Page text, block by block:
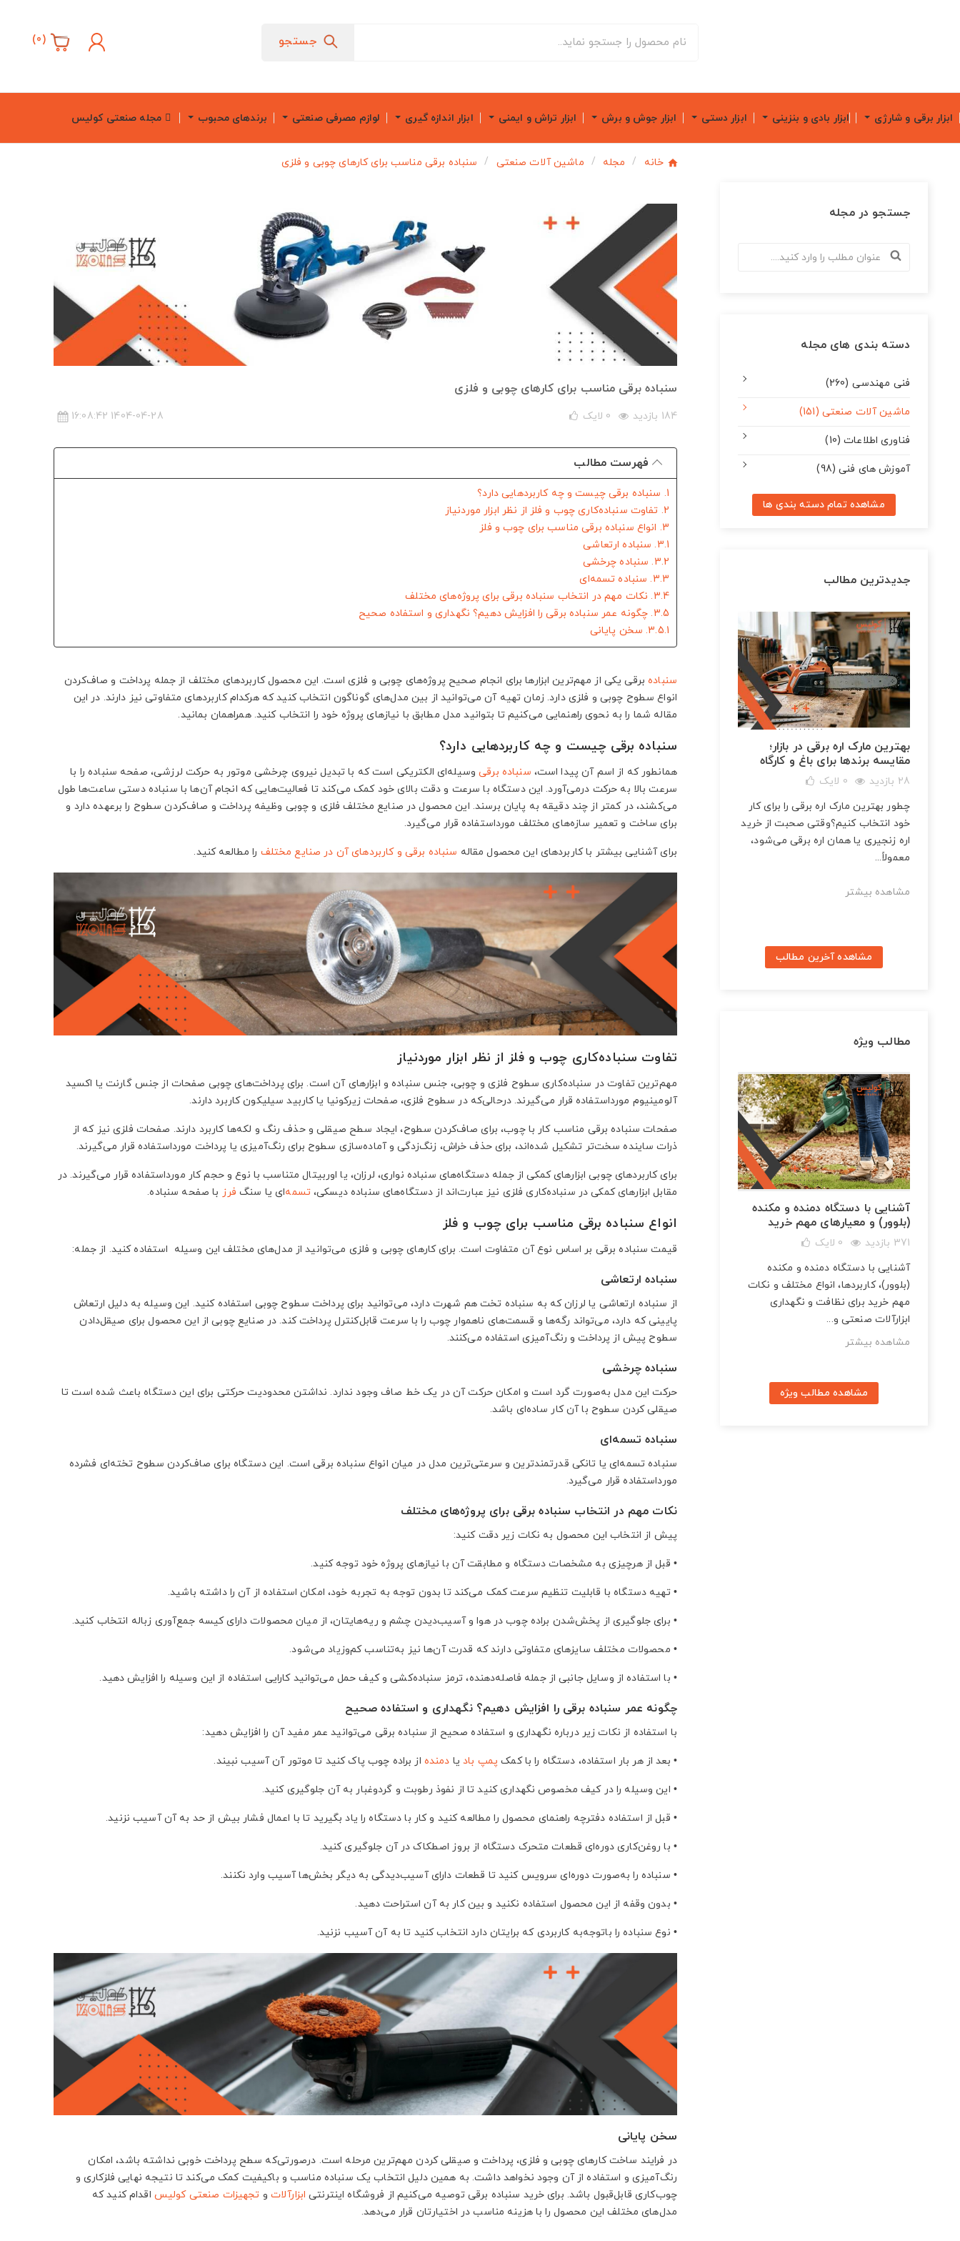
جستجو (
0
)
ابزار برقی و شارژی ابزار بادی و بنزینی ابزار دستی ابزار جوش و برش ابزار تراش و ایمنی ابزار اندازه گیری لوازم مصرفی صنعتی برندهای محبوب مجله صنعتی کولیس
خانه مجله ماشین آلات صنعتی سنباده برقی مناسب برای کارهای چوبی و فلزی
سنباده برقی مناسب برای کارهای چوبی و فلزی
184 بازدید 0 لایک 1404-04-28 16:08:42
فهرست مطالب
1. سنباده برقی چیست و چه کاربردهایی دارد؟
2. تفاوت سنباده‌کاری چوب و فلز از نظر ابزار موردنیاز
3. انواع سنباده برقی مناسب برای چوب و فلز
3.1. سنباده ارتعاشی
3.2. سنباده چرخشی
3.3. سنباده تسمه‌ای
3.4. نکات مهم در انتخاب سنباده برقی برای پروژه‌های مختلف
3.5. چگونه عمر سنباده برقی را افزایش دهیم؟ نگهداری و استفاده صحیح
3.5.1. سخن پایانی
سنبادهبرقی یکی از مهم‌ترین ابزارها برای انجام صحیح پروژه‌های چوبی و فلزی است. این محصول کاربردهای مختلف از جمله پرداخت و صاف‌کردن
انواع سطوح چوبی و فلزی دارد. زمان تهیه آن می‌توانید از بین مدل‌های گوناگون انتخاب کنید که هرکدام کاربردهای متفاوتی نیز دارند. در این
مقاله شما را به نحوی راهنمایی می‌کنیم تا بتوانید مدل مطابق با نیازهای پروژه خود را انتخاب کنید. همراهمان بمانید.
سنباده برقی چیست و چه کاربردهایی دارد؟
همانطور که از اسم آن پیدا است، سنباده برقیوسیله‌ای الکتریکی است که با تبدیل نیروی چرخشی موتور به حرکت لرزشی، صفحه سنباده را با
سرعت بالا به حرکت درمی‌آورد. این دستگاه با سرعت و دقت بالای خود کمک می‌کند تا فعالیت‌هایی که انجام آن‌ها با سنباده دستی ساعت‌ها طول
می‌کشند، در کمتر از چند دقیقه به پایان برسند. این محصول در صنایع مختلف فلزی و چوبی وظیفه پرداخت و صاف‌کردن سطوح را برعهده دارد و
برای ساخت و تعمیر سازه‌های مختلف مورداستفاده قرار می‌گیرد.
برای آشنایی بیشتر با کاربردهای این محصول مقاله سنباده برقی و کاربردهای آن در صنایع مختلف را مطالعه کنید.
تفاوت سنباده‌کاری چوب و فلز از نظر ابزار موردنیاز
مهم‌ترین تفاوت در سنباده‌کاری سطوح فلزی و چوبی، جنس سنباده و ابزارهای آن است. برای پرداخت‌های چوبی صفحات از جنس گارنت یا اکسید
آلومینیوم مورداستفاده قرار می‌گیرند. درحالی‌که در سطوح فلزی، صفحات زیرکونیا یا کاربید سیلیکون کاربرد دارند.
صفحات سنباده برقی مناسب کار با چوب، برای صاف‌کردن سطوح، ایجاد سطح صیقلی و حذف رنگ و لکه‌ها کاربرد دارند. صفحات فلزی نیز که از
ذرات ساینده سخت‌تر تشکیل شده‌اند، برای حذف خراش، زنگ‌زدگی و آماده‌سازی سطوح برای رنگ‌آمیزی یا پرداخت مورداستفاده قرار می‌گیرند.
برای کاربردهای چوبی ابزارهای کمکی از جمله دستگاه‌های سنباده نواری، لرزان، یا اوربیتال متناسب با نوع و حجم کار مورداستفاده قرار می‌گیرند. در
مقابل ابزارهای کمکی در سنباده‌کاری فلزی نیز عبارت‌اند از دستگاه‌های سنباده دیسکی،تسمه‌ای یا سنگ فرز با صفحه سنباده.
انواع سنباده برقی مناسب برای چوب و فلز
قیمت سنباده برقی بر اساس نوع آن متفاوت است. برای کارهای چوبی و فلزی می‌توانید از مدل‌های مختلف این وسیله استفاده کنید. از جمله:
سنباده ارتعاشی
از سنباده ارتعاشی یا لرزان که به سنباده تخت هم شهرت دارد، می‌توانید برای پرداخت سطوح چوبی استفاده کنید. این وسیله به دلیل ارتعاش
پایینی که دارد، می‌تواند رگه‌ها و قسمت‌های ناهموار چوب را با سرعت قابل‌کنترل پرداخت کند. در صنایع چوبی از این محصول برای صیقل‌دادن
سطوح پیش از پرداخت و رنگ‌آمیزی استفاده می‌کنند.
سنباده چرخشی
حرکت این مدل به‌صورت گرد است و امکان حرکت آن در یک خط صاف وجود ندارد. نداشتن محدودیت حرکتی برای این دستگاه باعث شده است تا
صیقلی کردن سطوح با آن کار ساده‌ای باشد.
سنباده تسمه‌ای
سنباده تسمه‌ای یا تانکی قدرتمندترین و سرعتی‌ترین مدل در میان انواع سنباده برقی است. این دستگاه برای صاف‌کردن سطوح تخته‌ای فشرده
مورداستفاده قرار می‌گیرد.
نکات مهم در انتخاب سنباده برقی برای پروژه‌های مختلف
پیش از انتخاب این محصول به نکات زیر دقت کنید:
• قبل از هرچیزی به مشخصات دستگاه و مطابقت آن با نیازهای پروژه خود توجه کنید.
• تهیه دستگاه با قابلیت تنظیم سرعت کمک می‌کند تا بدون توجه به تجربه خود، امکان استفاده از آن را داشته باشید.
• برای جلوگیری از پخش‌شدن براده چوب در هوا و آسیب‌دیدن چشم و ریه‌هایتان، از میان محصولات دارای کیسه جمع‌آوری زباله انتخاب کنید.
• محصولات مختلف سایزهای متفاوتی دارند که قدرت آن‌ها نیز به‌تناسب کم‌وزیاد می‌شود.
• با استفاده از وسایل جانبی از جمله فاصله‌دهنده، ترمز سنباده‌کشی و کیف حمل می‌توانید کارایی استفاده از این وسیله را افزایش دهید.
چگونه عمر سنباده برقی را افزایش دهیم؟ نگهداری و استفاده صحیح
با استفاده از نکات زیر درباره نگهداری و استفاده صحیح از سنباده برقی می‌توانید عمر مفید آن را افزایش دهید:
• بعد از هر بار استفاده، دستگاه را با کمک پمپ بادیا دمنده از براده چوب پاک کنید تا موتور آن آسیب نبیند.
• این وسیله را در کیف مخصوص نگهداری کنید تا از نفوذ رطوبت و گردوغبار به آن جلوگیری کنید.
• قبل از استفاده دفترچه راهنمای محصول را مطالعه کنید و کار با دستگاه را یاد بگیرید تا با اعمال فشار بیش از حد به آن آسیب نزنید.
• با روغن‌کاری دوره‌ای قطعات متحرک دستگاه از بروز اصطکاک در آن جلوگیری کنید.
• سنباده را به‌صورت دوره‌ای سرویس کنید تا قطعات دارای آسیب‌دیدگی به دیگر بخش‌ها آسیب وارد نکنند.
• بدون وقفه از این محصول استفاده نکنید و بین کار به آن استراحت دهید.
• نوع سنباده را باتوجه‌به کاربردی که برایتان دارد انتخاب کنید تا به آن آسیب نزنید.
سخن پایانی
در فرایند ساخت کارهای چوبی و فلزی، پرداخت و صیقلی کردن مهم‌ترین مرحله است. درصورتی‌که سطح پرداخت خوبی نداشته باشد، امکان
رنگ‌آمیزی و استفاده از آن وجود نخواهد داشت. به همین دلیل انتخاب یک سنباده مناسب و باکیفیت کمک می‌کند تا نتیجه نهایی فلزکاری و
چوب‌کاری قابل‌قبول باشد. برای خرید سنباده برقی توصیه می‌کنیم از فروشگاه اینترنتی ابزارآلات و تجهیزات صنعتی کولیس اقدام کنید که
مدل‌های مختلف این محصول را با هزینه مناسب در اختیارتان قرار می‌دهد.
جستجو در مجله
دسته بندی های مجله
فنی مهندسی (260)
ماشین آلات صنعتی (151)
فناوری اطلاعات (10)
آموزش های فنی (98)
مشاهده تمام دسته بندی ها
جدیدترین مطالب
بهترین مارک اره برقی در بازار؛
مقایسه برندها برای باغ و کارگاه
28 بازدید 0 لایک
چطور بهترین مارک اره برقی را برای کار
خود انتخاب کنیم؟وقتی صحبت از خرید
اره زنجیری یا همان اره برقی می‌شود،
معمولاً...
مشاهده بیشتر
مشاهده آخرین مطالب
مطالب ویژه
آشنایی با دستگاه دمنده و مکنده
(بلوور) و معیارهای مهم خرید
371 بازدید 0 لایک
آشنایی با دستگاه دمنده و مکنده
(بلوور)، کاربردها، انواع مختلف و نکات
مهم خرید برای نظافت و نگهداری
ابزارآلات صنعتی و...
مشاهده بیشتر
مشاهده مطالب ویژه